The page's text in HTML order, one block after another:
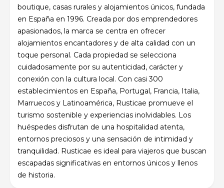
boutique, casas rurales y alojamientos únicos, fundada
en España en 1996. Creada por dos emprendedores
apasionados, la marca se centra en ofrecer
alojamientos encantadores y de alta calidad con un
toque personal. Cada propiedad se selecciona
cuidadosamente por su autenticidad, carácter y
conexión con la cultura local. Con casi 300
establecimientos en España, Portugal, Francia, Italia,
Marruecos y Latinoamérica, Rusticae promueve el
turismo sostenible y experiencias inolvidables. Los
huéspedes disfrutan de una hospitalidad atenta,
entornos preciosos y una sensación de intimidad y
tranquilidad. Rusticae es ideal para viajeros que buscan
escapadas significativas en entornos únicos y llenos
de historia.